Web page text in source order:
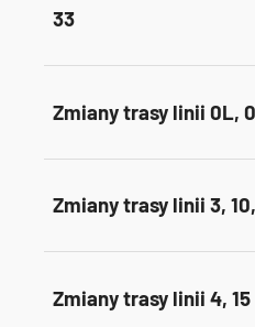
33
Zmiany trasy linii 0L,
Zmiany trasy linii 3,
Zmiany trasy linii 4, 15